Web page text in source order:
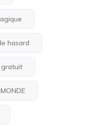
hasard
gratuit